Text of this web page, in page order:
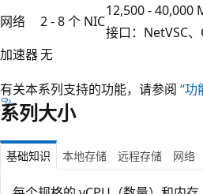
网络
2 - 8 个 NIC
12,500 - 40,000
接口：NetVSC
加速器无
有关本系列支持的功能，请参阅 “功
系列大小
基础知识 本地存储 远程存储 网络